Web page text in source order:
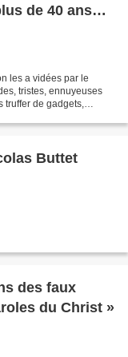
de 40 ans…
les a vidées par le
tristes, ennuyeuses
truffer de gadgets,
Buttet
des faux
du Christ »